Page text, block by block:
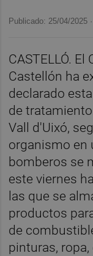
Publicado: 25/04/2025 ·
CASTELLÓ.
Castellón ha
declarado
de
Vall d'Uixó,
organismo en
bomberos se
este viernes
las que se
productos
de
pinturas,